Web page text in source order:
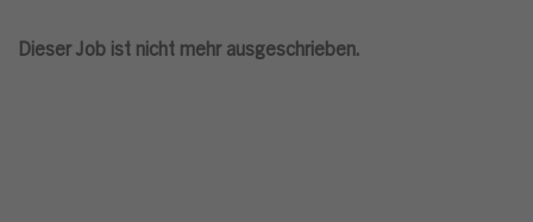
Dieser Job ist nicht mehr ausgeschrieben.